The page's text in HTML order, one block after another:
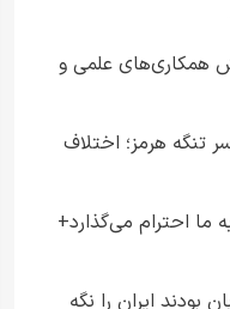
همکاری‌های علمی و
تنگه هرمز؛ اختلاف
ما احترام می‌گذارد+
بودند ایران را نگه